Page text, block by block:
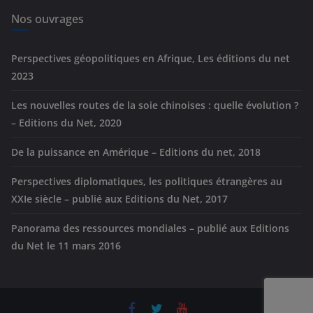
e
s
Nos ouvrages
Perspectives géopolitiques en Afrique, Les éditions du net
2023
Les nouvelles routes de la soie chinoises : quelle évolution ?
– Editions du Net, 2020
De la puissance en Amérique – Editions du net, 2018
Perspectives diplomatiques, les politiques étrangères au
XXIe siècle – publié aux Editions du Net, 2017
Panorama des ressources mondiales – publié aux Editions
du Net le 11 mars 2016